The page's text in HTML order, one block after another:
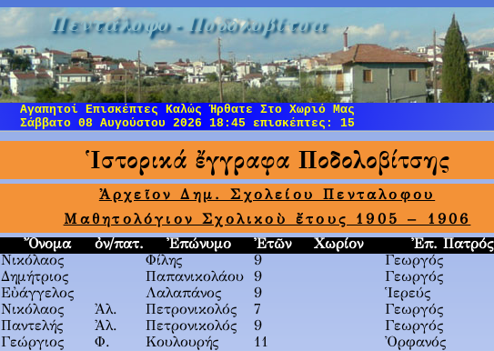
Πεντάλοφο - Ποδολοβίτσα
Αγαπητοί Επισκέπτες Καλώς Ήρθατε Στο Χωριό Μας
Σάββατο 08 Αυγούστου 2026 18:45 επισκέπτες: 15
Ἱστορικά ἔγγραφα Ποδολοβίτσης
Ἀρχεῖον Δημ. Σχολείου Πενταλοφου
Μαθητολόγιον Σχολικοὺ ἔτους 1905 – 1906
Ὄνομα ὀν/πατ. Ἐπώνυμο Ἐτῶν Χωρίον Ἐπ. Πατρός
Νικόλαος Φίλης 9 Γεωργός
Δημήτριος Παπανικολάου 9 Γεωργός
Εὐάγγελος Λαλαπάνος 9 Ἱερεύς
Νικόλαος Ἀλ. Πετρονικολός 7 Γεωργός
Παντελής Ἀλ. Πετρονικολός 9 Γεωργός
Γεώργιος Φ. Κουλουρής 11 Ὀρφανός